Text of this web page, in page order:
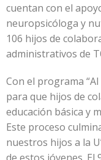
cuentan con el
neuropsicóloga y
106 hijos de
administrativos de
Con el programa
para que hijos de
educación básica y
Este proceso
nuestros hijos a la